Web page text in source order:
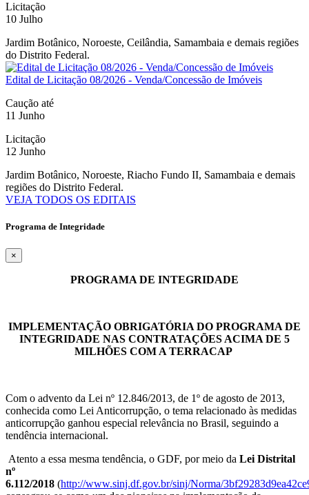
Licitação
10 Julho
Jardim Botânico, Noroeste, Ceilândia, Samambaia e demais regiões
do Distrito Federal.
Edital de Licitação 08/2026 - Venda/Concessão de Imóveis
Caução até
11 Junho
Licitação
12 Junho
Jardim Botânico, Noroeste, Riacho Fundo II, Samambaia e demais
regiões do Distrito Federal.
VEJA TODOS OS EDITAIS
Programa de Integridade
×
PROGRAMA DE INTEGRIDADE
IMPLEMENTAÇÃO OBRIGATÓRIA DO PROGRAMA DE
INTEGRIDADE NAS CONTRATAÇÕES ACIMA DE 5
MILHÕES COM A TERRACAP
Com o advento da Lei nº 12.846/2013, de 1º de agosto de 2013,
conhecida como Lei Anticorrupção, o tema relacionado às medidas
anticorrupção ganhou especial relevância no Brasil, seguindo a
tendência internacional.
Atento a essa mesma tendência, o GDF, por meio da Lei Distrital
nº
6.112/2018 (http://www.sinj.df.gov.br/sinj/Norma/